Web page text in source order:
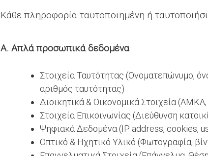
Κάθε πληροφορία ταυτοποιημένη ή
Α. Απλά προσωπικά δεδομένα
Στοιχεία Ταυτότητας (Ονοματεπώνυμο,
αριθμός ταυτότητας)
Διοικητικά & Οικονομικά Στοιχεία
Στοιχεία Επικοινωνίας (Διεύθυνση
Ψηφιακά Δεδομένα (IP address, cookies,
Οπτικό & Ηχητικό Υλικό (Φωτογραφία,